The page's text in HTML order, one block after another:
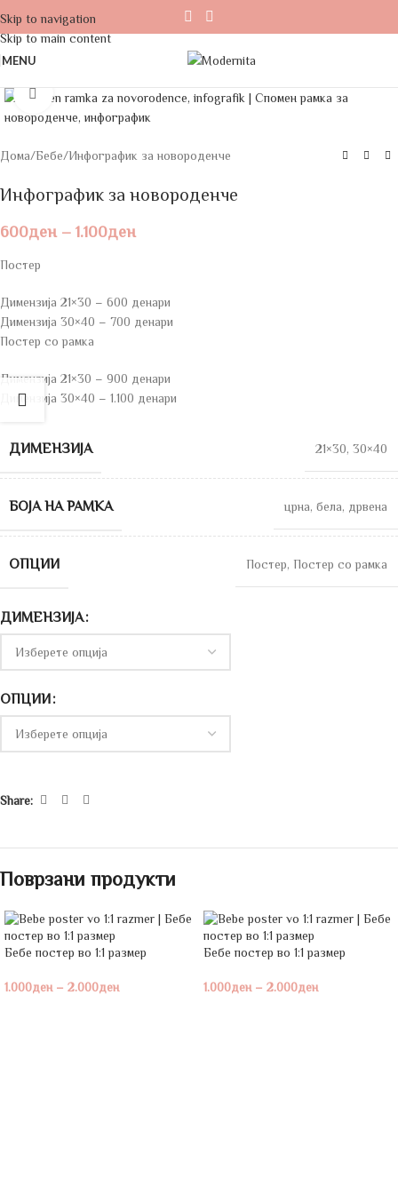
Skip to navigation
Skip to main content
MENU
Click to enlarge
Дома/Бебе/Инфографик за новороденче
Инфографик за новороденче
600ден– 1.100ден
Постер
Димензија 21×30 – 600 денари
Димензија 30×40 – 700 денари
Постер со рамка
Димензија 21×30 – 900 денари
Димензија 30×40 – 1.100 денари
ДИМЕНЗИЈА 21×30, 30×40
БОЈА НА РАМКА црна, бела, дрвена
ОПЦИИ Постер, Постер со рамка
ДИМЕНЗИЈА
ОПЦИИ
Share:
Поврзани продукти
Бебе постeр во 1:1 размер
1.000ден – 2.000ден
Бебе постeр во 1:1 размер
1.000ден – 2.000ден